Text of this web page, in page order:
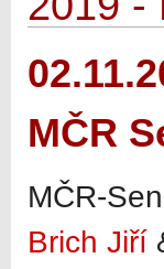
MČR
MČR-
Brich Jiří